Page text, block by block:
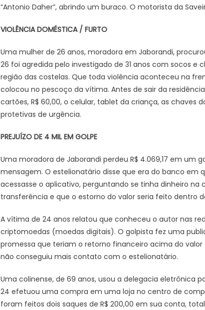
“Antonio Daher”, abrindo um buraco. O motorista da
VIOLÊNCIA DOMÉSTICA / FURTO
Uma mulher de 26 anos, moradora em Jaborandi,
26 foi agredida pelo investigado de 31 anos com socos
região das costelas. Que toda violência aconteceu na
colocou no pescoço da vítima. Antes de sair da
cartões, R$ 60,00, o celular, tablet da criança, as chaves
protetivas de urgência.
PREJUÍZO DE 4 MIL EM GOLPE
Uma moradora de Jaborandi perdeu R$ 4.069,17 em
mensagem. O estelionatário disse que era do banco
acessasse o aplicativo, perguntando se tinha dinheiro
transferência e que o estorno do valor seria feito dentro
A vítima de 24 anos relatou que conheceu o autor nas
criptomoedas (moedas digitais). O golpista fez uma
promessa que teriam o retorno financeiro acima do
não conseguiu mais contato com o estelionatário.
Uma colinense, de 69 anos, usou a delegacia eletrônica
24 efetuou uma compra em uma loja no centro de
foram feitos dois saques de R$ 200,00 em sua conta,